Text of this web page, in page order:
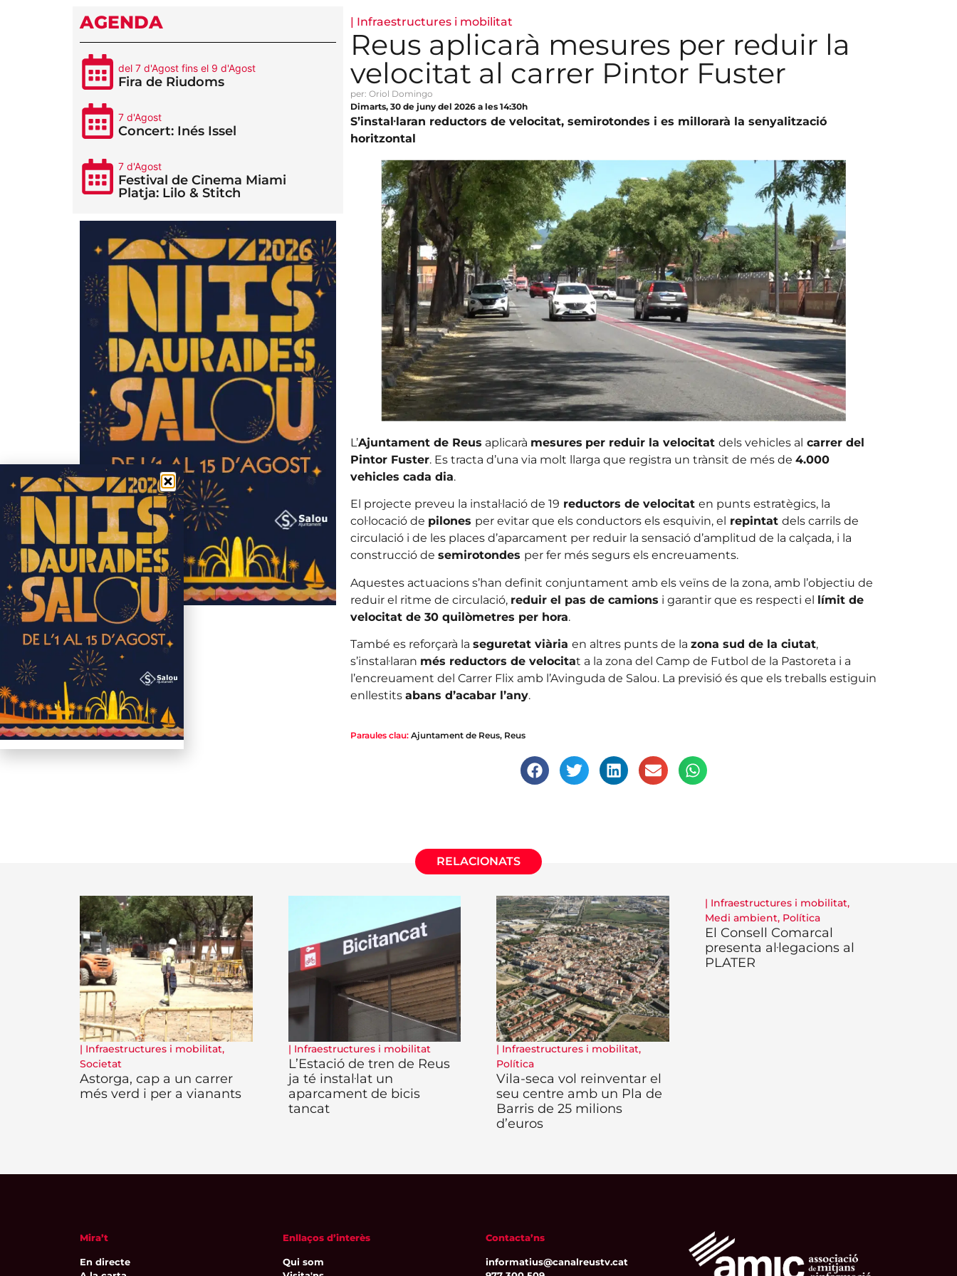
AGENDA
del 7 d'Agost fins el 9 d'Agost
Fira de Riudoms
7 d'Agost
Concert: Inés Issel
7 d'Agost
Festival de Cinema Miami
Platja: Lilo & Stitch
| Infraestructures i mobilitat
Reus aplicarà mesures per reduir la
velocitat al carrer Pintor Fuster
per: Oriol Domingo
Dimarts, 30 de juny del 2026 a les 14:30h
S’instal·laran reductors de velocitat, semirotondes i es millorarà la senyalització
horitzontal
L’Ajuntament de Reus aplicarà mesures per reduir la velocitat dels vehicles al carrer del
Pintor Fuster. Es tracta d’una via molt llarga que registra un trànsit de més de 4.000
vehicles cada dia.
El projecte preveu la instal·lació de 19 reductors de velocitat en punts estratègics, la
col·locació de pilones per evitar que els conductors els esquivin, el repintat dels carrils de
circulació i de les places d’aparcament per reduir la sensació d’amplitud de la calçada, i la
construcció de semirotondes per fer més segurs els encreuaments.
Aquestes actuacions s’han definit conjuntament amb els veïns de la zona, amb l’objectiu de
reduir el ritme de circulació, reduir el pas de camions i garantir que es respecti el límit de
velocitat de 30 quilòmetres per hora.
També es reforçarà la seguretat viària en altres punts de la zona sud de la ciutat,
s’instal·laran més reductors de velocitat a la zona del Camp de Futbol de la Pastoreta i a
l’encreuament del Carrer Flix amb l’Avinguda de Salou. La previsió és que els treballs estiguin
enllestits abans d’acabar l’any.
Paraules clau: Ajuntament de Reus, Reus
RELACIONATS
| Infraestructures i mobilitat,
Societat
Astorga, cap a un carrer
més verd i per a vianants
| Infraestructures i mobilitat
L’Estació de tren de Reus
ja té instal·lat un
aparcament de bicis
tancat
| Infraestructures i mobilitat,
Política
Vila-seca vol reinventar el
seu centre amb un Pla de
Barris de 25 milions
d’euros
| Infraestructures i mobilitat,
Medi ambient, Política
El Consell Comarcal
presenta al·legacions al
PLATER
Mira’t
En directe
Enllaços d’interès
Qui som
Contacta’ns
informatius@canalreustv.cat